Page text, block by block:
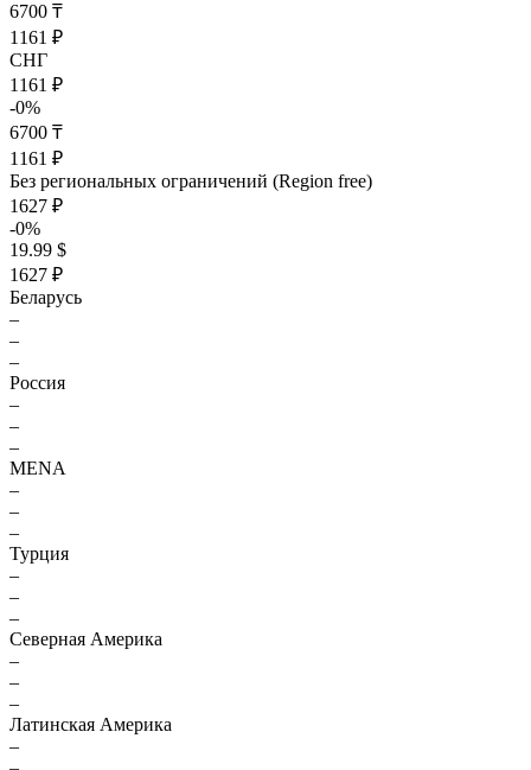
6700 ₸
1161 ₽
СНГ
1161 ₽
-0%
6700 ₸
1161 ₽
Без региональных ограничений (Region free)
1627 ₽
-0%
19.99 $
1627 ₽
Беларусь
–
–
–
Россия
–
–
–
MENA
–
–
–
Турция
–
–
–
Северная Америка
–
–
–
Латинская Америка
–